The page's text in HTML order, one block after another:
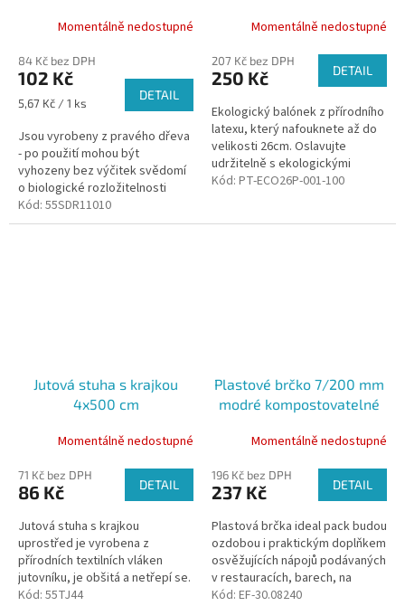
Momentálně nedostupné
84 Kč bez DPH
102 Kč
Měrná
5,67 Kč / 1 ks
DETAIL
Jsou vyrobeny z pravého dřeva
- po použití mohou být
vyhozeny bez výčitek svědomí
o biologické rozložitelnosti
Kód: 55SDR11010
Momentálně nedostupné
207 Kč bez DPH
250 Kč DETAIL
Ekologický balónek z přírodního
latexu, který nafouknete až do
velikosti 26cm. Oslavujte
udržitelně s ekologickými
balónky vyrobenými z
Kód: PT-ECO26P-001-100
Jutová stuha s krajkou
4x500 cm
Momentálně nedostupné
71 Kč bez DPH
86 Kč DETAIL
Jutová stuha s krajkou
uprostřed je vyrobena z
přírodních textilních vláken
jutovníku, je obšitá a netřepí se.
Kód: 55TJ44
Plastové brčko 7/200 mm
modré kompostovatelné
Momentálně nedostupné
196 Kč bez DPH
237 Kč DETAIL
Plastová brčka ideal pack budou
ozdobou i praktickým doplňkem
osvěžujících nápojů podávaných
v restauracích, barech, na
diskotékách, v hotelech i
Kód: EF-30.08240